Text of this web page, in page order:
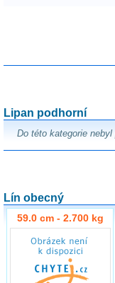
Lipan podhorní
Do této kategorie
Lín obecný
59.0 cm - 2.700 kg